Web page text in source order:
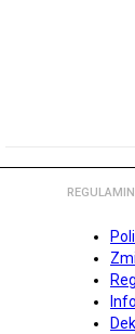
REGULAMIN